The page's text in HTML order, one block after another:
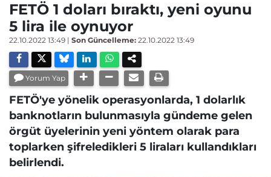
FETÖ 1 doları bıraktı, yeni oyunu
5 lira ile oynuyor
22.10.2022 13:49 | Son Güncelleme: 22.10.2022 13:49
Yorum Yap
FETÖ'ye yönelik operasyonlarda, 1 dolarlık
banknotların bulunmasıyla gündeme gelen
örgüt üyelerinin yeni yöntem olarak para
toplarken şifreledikleri 5 liraları kullandıkları
belirlendi.